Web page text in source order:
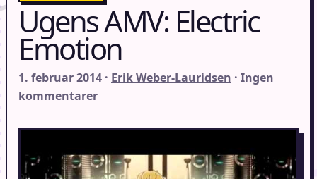
Ugens AMV: Electric
Emotion
1. februar 2014 · Erik Weber-Lauridsen · Ingen
kommentarer